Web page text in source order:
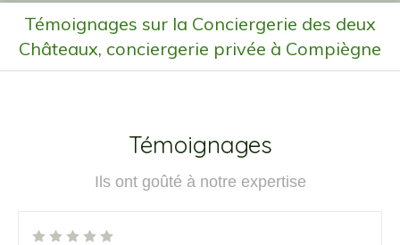
Témoignages sur la Conciergerie des deux
Châteaux, conciergerie privée à Compiègne
Témoignages
Ils ont goûté à notre expertise